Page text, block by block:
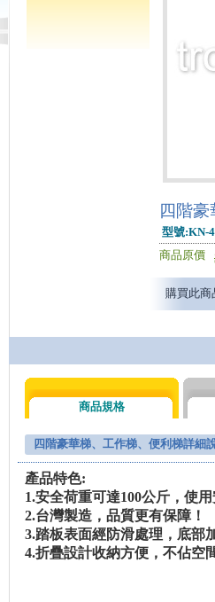
四階
型號:KN-
商品原價
購買此商
商品規格
四階豪華梯、工作梯、便利梯詳細
產品特色:
1.安全荷重可達100公斤，使用
2.台灣製造，品質更有保障！
3.踏板表面經防滑處理，底部
4.折疊設計收納方便，不佔空